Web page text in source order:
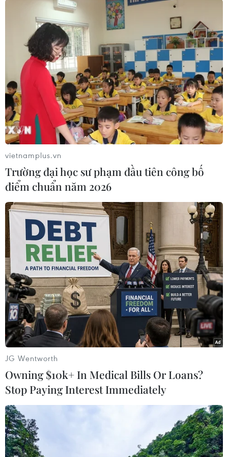
#Giá dầu #Năng lượng #Dầu khí
#Xuất khẩu
#Khai thác
#Khoáng sản
Trung Quốc
Venezuela
Theo dõi VietnamPlus
TIN LIÊN QUAN
vietnamplus.vn
Trường đại học sư phạm đầu tiên công bố
điểm chuẩn năm 2026
JG Wentworth
Owning $10k+ In Medical Bills Or Loans?
Stop Paying Interest Immediately